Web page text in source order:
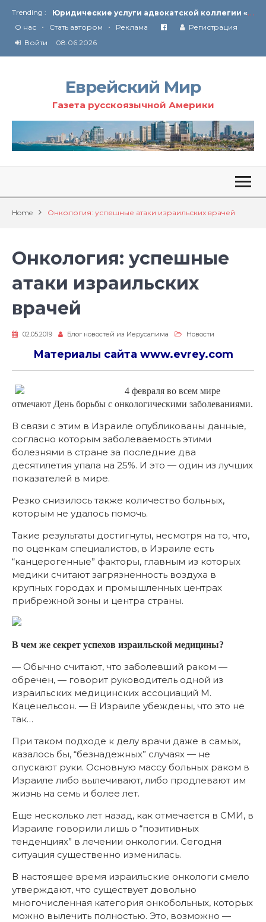
Trending : Ю
ридические услуги адвокатской коллегии «Эли Гервиц»: полное сопровождение на всех этапах
От Ирана до Ливана и Газы
О нас • Стать автором • Реклама
Регистрация
Войти
08.06.2026
Еврейский Мир
Газета русскоязычной Америки
Home Онкология: успешные атаки израильских врачей
Онкология: успешные
атаки израильских
врачей
02.05.2019 Блог новостей из Иерусалима Новости
Материалы сайта www.evrey.com
4 февраля во всем мире
отмечают День борьбы с онкологическими заболеваниями.
В связи с этим в Израиле опубликованы данные,
согласно которым заболеваемость этими
болезнями в стране за последние два
десятилетия упала на 25%. И это — один из лучших
показателей в мире.
Резко снизилось также количество больных,
которым не удалось помочь.
Такие результаты достигнуты, несмотря на то, что,
по оценкам специалистов, в Израиле есть
“канцерогенные” факторы, главным из которых
медики считают загрязненность воздуха в
крупных городах и промышленных центрах
прибрежной зоны и центра страны.
В чем же секрет успехов израильской медицины?
— Обычно считают, что заболевший раком —
обречен, — говорит руководитель одной из
израильских медицинских ассоциаций М.
Каценельсон. — В Израиле убеждены, что это не
так…
При таком подходе к делу врачи даже в самых,
казалось бы, “безнадежных” случаях — не
опускают руки. Основную массу больных раком в
Израиле либо вылечивают, либо продлевают им
жизнь на семь и более лет.
Еще несколько лет назад, как отмечается в СМИ, в
Израиле говорили лишь о “позитивных
тенденциях” в лечении онкологии. Сегодня
ситуация существенно изменилась.
В настоящее время израильские онкологи смело
утверждают, что существует довольно
многочисленная категория онкобольных, которых
можно вылечить полностью. Это, возможно —